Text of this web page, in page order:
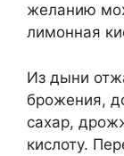
желанию
лимонная
Из дыни
брожения,
сахар,
кислоту.